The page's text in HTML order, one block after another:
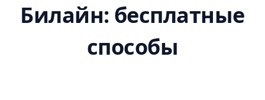
Билайн: бесплатные
способы